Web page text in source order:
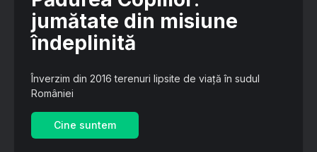
jumătate din misiune
îndeplinită
Înverzim din 2016 terenuri lipsite de viață în sudul
României
Cine suntem